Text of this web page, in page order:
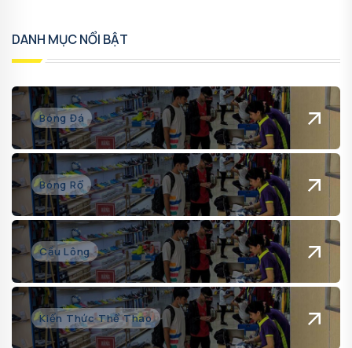
DANH MỤC NỔI BẬT
Bóng Đá
Bóng Rổ
Cầu Lông
Kiến Thức Thể Thao